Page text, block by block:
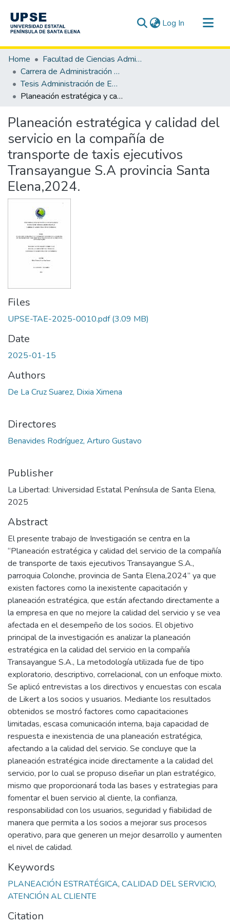
Log In (current)
Communities & Collections
All of DSpace
Statistics
Home
Facultad de Ciencias Administrativas
Carrera de Administración de Empresas
Tesis Administración de Empresas
Planeación estratégica y calidad del servicio en la compañía de transporte de taxis ejecutivos Transayangue S.A provincia Santa Elena,2024.
Planeación estratégica y calidad del
servicio en la compañía de
transporte de taxis ejecutivos
Transayangue S.A provincia Santa
Elena,2024.
Files
UPSE-TAE-2025-0010.pdf(3.09 MB)
Date
2025-01-15
Authors
De La Cruz Suarez, Dixia Ximena
Directores
Benavides Rodríguez, Arturo Gustavo
Publisher
La Libertad: Universidad Estatal Península de Santa Elena,
2025
Abstract
El presente trabajo de Investigación se centra en la
“Planeación estratégica y calidad del servicio de la compañía
de transporte de taxis ejecutivos Transayangue S.A.,
parroquia Colonche, provincia de Santa Elena,2024” ya que
existen factores como la inexistente capacitación y
planeación estratégica, que están afectando directamente a
la empresa en que no mejore la calidad del servicio y se vea
afectada en el desempeño de los socios. El objetivo
principal de la investigación es analizar la planeación
estratégica en la calidad del servicio en la compañía
Transayangue S.A., La metodología utilizada fue de tipo
exploratorio, descriptivo, correlacional, con un enfoque mixto.
Se aplicó entrevistas a los directivos y encuestas con escala
de Likert a los socios y usuarios. Mediante los resultados
obtenidos se mostró factores como capacitaciones
limitadas, escasa comunicación interna, baja capacidad de
respuesta e inexistencia de una planeación estratégica,
afectando a la calidad del servicio. Se concluye que la
planeación estratégica incide directamente a la calidad del
servicio, por lo cual se propuso diseñar un plan estratégico,
mismo que proporcionará toda las bases y estrategias para
fomentar el buen servicio al cliente, la confianza,
responsabilidad con los usuarios, seguridad y fiabilidad de
manera que permita a los socios a mejorar sus procesos
operativo, para que generen un mejor desarrollo y aumenten
el nivel de calidad.
Keywords
PLANEACIÓN ESTRATÉGICA, CALIDAD DEL SERVICIO,
ATENCIÓN AL CLIENTE
Citation